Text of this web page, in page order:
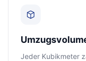
Jeder Kubikmeter